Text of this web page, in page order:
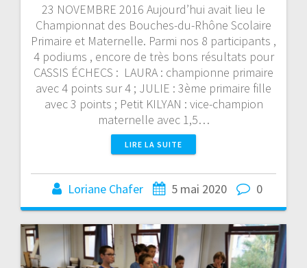
23 NOVEMBRE 2016 Aujourd’hui avait lieu le
Championnat des Bouches-du-Rhône Scolaire
Primaire et Maternelle. Parmi nos 8 participants ,
4 podiums , encore de très bons résultats pour
CASSIS ÉCHECS : LAURA : championne primaire
avec 4 points sur 4 ; JULIE : 3ème primaire fille
avec 3 points ; Petit KILYAN : vice-champion
maternelle avec 1,5…
LIRE LA SUITE
Loriane Chafer 5 mai 2020 0